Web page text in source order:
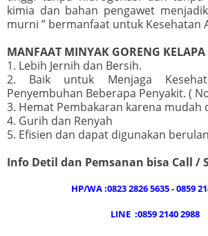
kimia dan bahan pengawet
murni ” bermanfaat untuk Kesehatan
MANFAAT MINYAK GORENG
1. Lebih Jernih dan Bersih.
2. Baik untuk Menjaga
Penyembuhan Beberapa Penyakit. (
3. Hemat Pembakaran karena mudah
4. Gurih dan Renyah
5. Efisien dan dapat digunakan
Info Detil dan Pemsanan bisa Call /
HP/WA :0823 2826 5635 - 0859
LINE :0859 2140 2988